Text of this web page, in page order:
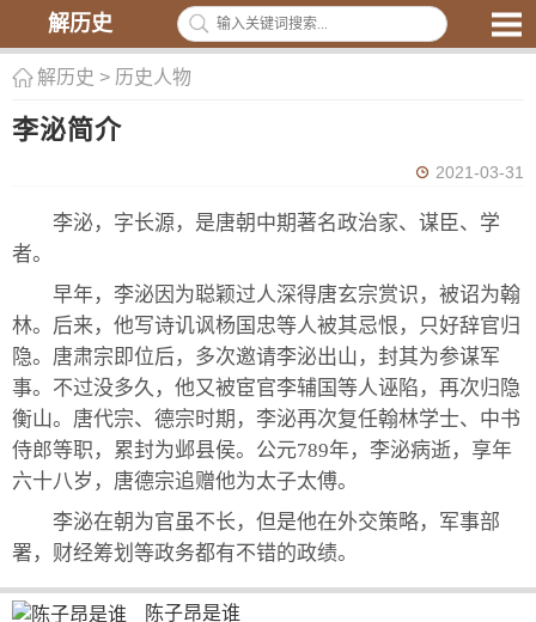
解历史
解历史 > 历史人物
李泌简介
2021-03-31
李泌，字长源，是唐朝中期著名政治家、谋臣、学
者。
早年，李泌因为聪颖过人深得唐玄宗赏识，被诏为翰
林。后来，他写诗讥讽杨国忠等人被其忌恨，只好辞官归
隐。唐肃宗即位后，多次邀请李泌出山，封其为参谋军
事。不过没多久，他又被宦官李辅国等人诬陷，再次归隐
衡山。唐代宗、德宗时期，李泌再次复任翰林学士、中书
侍郎等职，累封为邺县侯。公元789年，李泌病逝，享年
六十八岁，唐德宗追赠他为太子太傅。
李泌在朝为官虽不长，但是他在外交策略，军事部
署，财经筹划等政务都有不错的政绩。
陈子昂是谁